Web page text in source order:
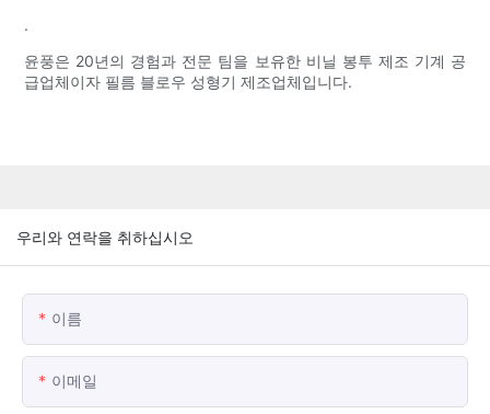
.
윤풍은 20년의 경험과 전문 팀을 보유한 비닐 봉투 제조 기계 공
급업체이자 필름 블로우 성형기 제조업체입니다.
우리와 연락을 취하십시오
이름
이메일